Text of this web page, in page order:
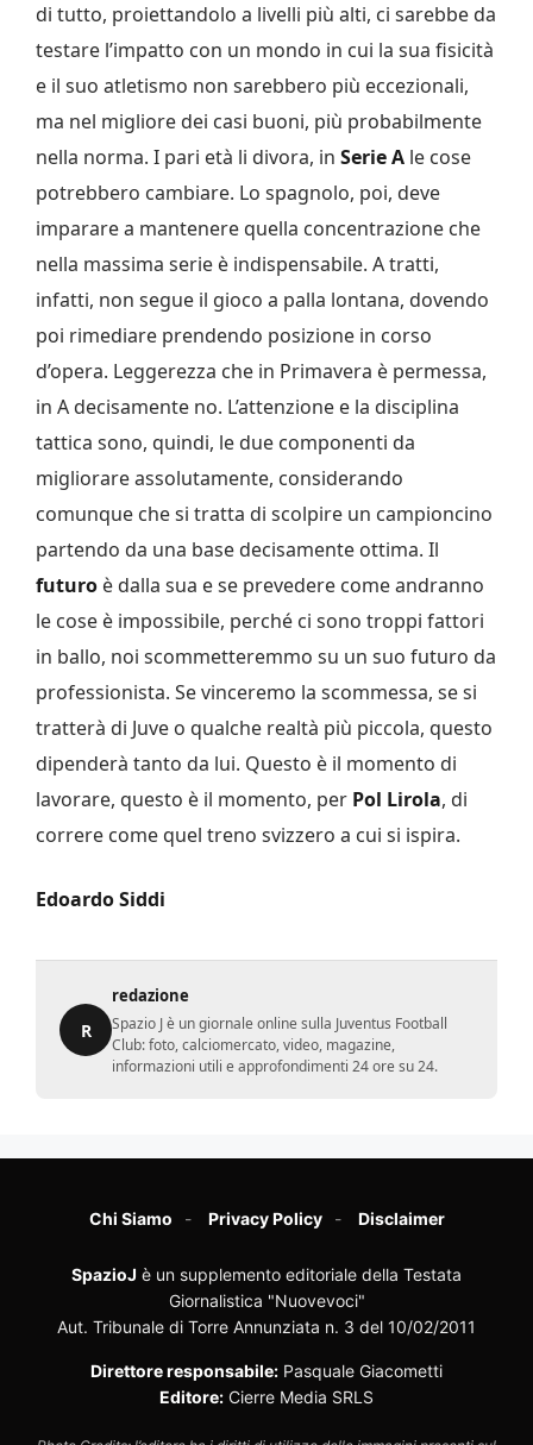
di tutto, proiettandolo a livelli più alti, ci sarebbe da
testare l’impatto con un mondo in cui la sua fisicità
e il suo atletismo non sarebbero più eccezionali,
ma nel migliore dei casi buoni, più probabilmente
nella norma. I pari età li divora, in Serie A le cose
potrebbero cambiare. Lo spagnolo, poi, deve
imparare a mantenere quella concentrazione che
nella massima serie è indispensabile. A tratti,
infatti, non segue il gioco a palla lontana, dovendo
poi rimediare prendendo posizione in corso
d’opera. Leggerezza che in Primavera è permessa,
in A decisamente no. L’attenzione e la disciplina
tattica sono, quindi, le due componenti da
migliorare assolutamente, considerando
comunque che si tratta di scolpire un campioncino
partendo da una base decisamente ottima. Il
futuro è dalla sua e se prevedere come andranno
le cose è impossibile, perché ci sono troppi fattori
in ballo, noi scommetteremmo su un suo futuro da
professionista. Se vinceremo la scommessa, se si
tratterà di Juve o qualche realtà più piccola, questo
dipenderà tanto da lui. Questo è il momento di
lavorare, questo è il momento, per Pol Lirola, di
correre come quel treno svizzero a cui si ispira.
Edoardo Siddi
R
redazione
Spazio J è un giornale online sulla Juventus Football
Club: foto, calciomercato, video, magazine,
informazioni utili e approfondimenti 24 ore su 24.
Chi Siamo Privacy Policy Disclaimer
SpazioJ è un supplemento editoriale della Testata
Giornalistica "Nuovevoci"
Aut. Tribunale di Torre Annunziata n. 3 del 10/02/2011
Direttore responsabile: Pasquale Giacometti
Editore: Cierre Media SRLS